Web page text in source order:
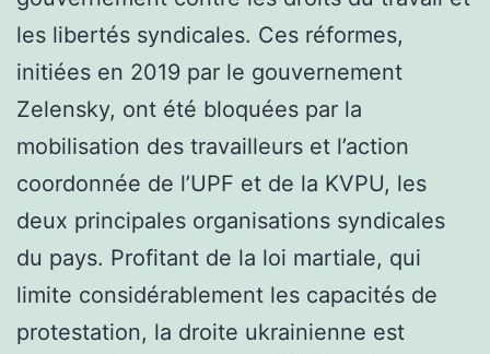
les libertés syndicales. Ces réformes,
initiées en 2019 par le gouvernement
Zelensky, ont été bloquées par la
mobilisation des travailleurs et l’action
coordonnée de l’UPF et de la KVPU, les
deux principales organisations syndicales
du pays. Profitant de la loi martiale, qui
limite considérablement les capacités de
protestation, la droite ukrainienne est